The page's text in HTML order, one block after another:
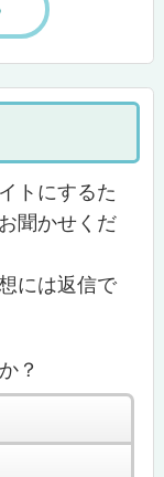
トにするた
聞かせくだ
には返信で
？